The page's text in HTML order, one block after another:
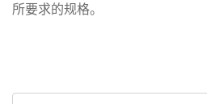
所要求的规格。